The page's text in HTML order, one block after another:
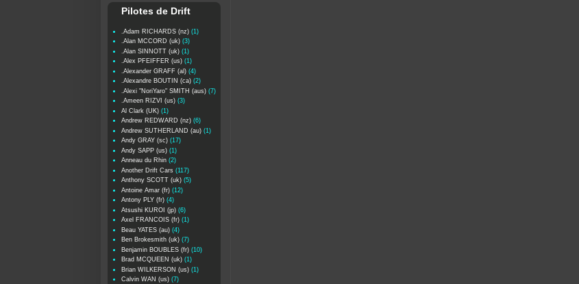
Pilotes de Drift
.Adam RICHARDS (nz) (1)
.Alan MCCORD (uk) (3)
.Alan SINNOTT (uk) (1)
.Alex PFEIFFER (us) (1)
.Alexander GRAFF (al) (4)
.Alexandre BOUTIN (ca) (2)
.Alexi "NoriYaro" SMITH (aus) (7)
.Ameen RIZVI (us) (3)
Al Clark (UK) (1)
Andrew REDWARD (nz) (6)
Andrew SUTHERLAND (au) (1)
Andy GRAY (sc) (17)
Andy SAPP (us) (1)
Anneau du Rhin (2)
Another Drift Cars (117)
Anthony SCOTT (uk) (5)
Antoine Amar (fr) (12)
Antony PLY (fr) (4)
Atsushi KUROI (jp) (6)
Axel FRANCOIS (fr) (1)
Beau YATES (au) (4)
Ben Brokesmith (uk) (7)
Benjamin BOUBLES (fr) (10)
Brad MCQUEEN (uk) (1)
Brian WILKERSON (us) (1)
Calvin WAN (us) (7)